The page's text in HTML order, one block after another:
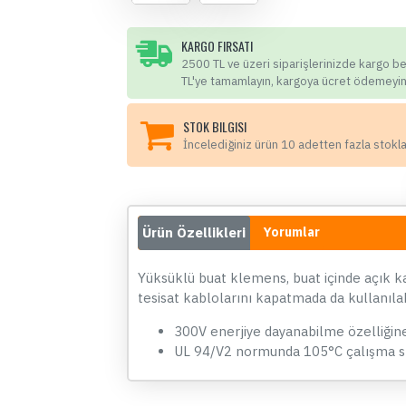
KARGO FIRSATI
2500 TL ve üzeri siparişlerinizde kargo
TL'ye tamamlayın, kargoya ücret
STOK BILGISI
İncelediğiniz ürün 10 adetten fazla stokla
Ürün Özellikleri Yorumlar
Yüksüklü buat klemens, buat içinde açık
tesisat kablolarını kapatmada da
300V enerjiye dayanabilme
UL 94/V2 normunda 105°C çalışma